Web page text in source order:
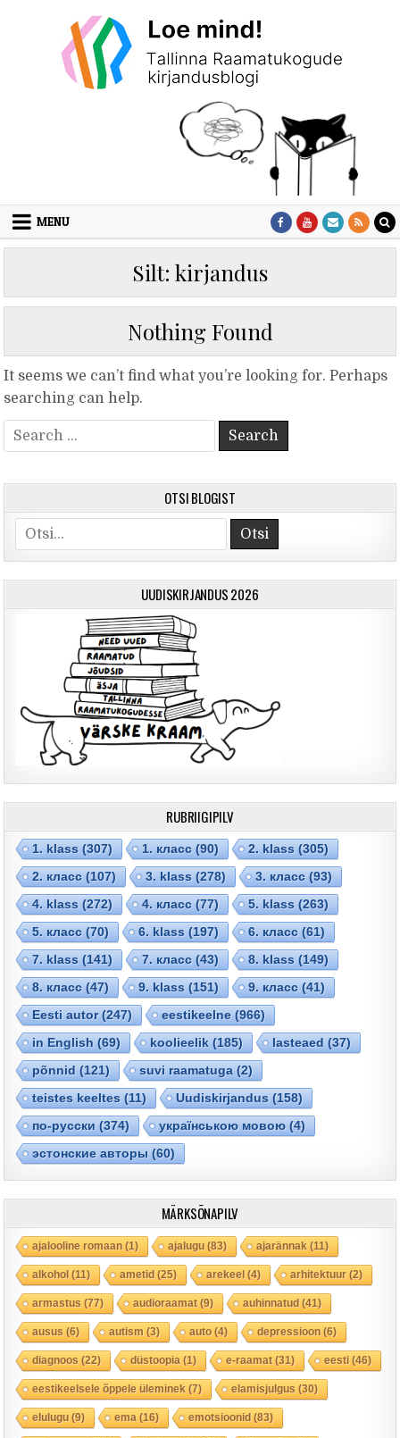
MENU
Silt: kirjandus
Nothing Found
It seems we can’t find what you’re looking for. Perhaps
searching can help.
Search for:
OTSI BLOGIST
Otsi
UUDISKIRJANDUS 2026
RUBRIIGIPILV
1. klass (307) 1. класс (90) 2. klass (305)
2. класс (107) 3. klass (278) 3. класс (93)
4. klass (272) 4. класс (77) 5. klass (263)
5. класс (70) 6. klass (197) 6. класс (61)
7. klass (141) 7. класс (43) 8. klass (149)
8. класс (47) 9. klass (151) 9. класс (41)
Eesti autor(247) eestikeelne (966)
in English (69) koolieelik (185) lasteaed (37)
põnnid (121) suvi raamatuga (2)
teistes keeltes (11) Uudiskirjandus (158)
по-русски (374) українською мовою (4)
эстонские авторы (60)
MÄRKSÕNAPILV
ajalooline romaan(1) ajalugu(83) ajarännak (11)
alkohol(11) ametid(25) arekeel(4) arhitektuur(2)
armastus (77) audioraamat(9) auhinnatud(41)
ausus (6) autism (3) auto(4) depressioon(6)
diagnoos (22) düstoopia (1) e-raamat(31) eesti(46)
eestikeelsele õppele üleminek (7) elamisjulgus (30)
elulugu(9) ema (16) emotsioonid(83)